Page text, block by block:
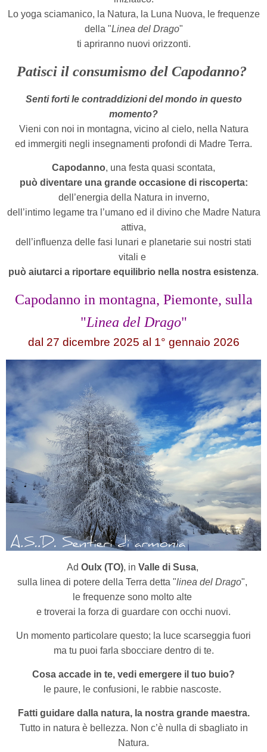
Lo yoga sciamanico, la Natura, la Luna Nuova, le frequenze
della "Linea del Drago"
ti apriranno nuovi orizzonti.
Patisci il consumismo del Capodanno?
Senti forti le contraddizioni del mondo in questo
momento?
Vieni con noi in montagna, vicino al cielo, nella Natura
ed immergiti negli insegnamenti profondi di Madre Terra.
Capodanno, una festa quasi scontata,
può diventare una grande occasione di riscoperta:
dell’energia della Natura in inverno,
dell’intimo legame tra l’umano ed il divino che Madre Natura
attiva,
dell’influenza delle fasi lunari e planetarie sui nostri stati
vitali e
può aiutarci a riportare equilibrio nella nostra esistenza.
Capodanno in montagna, Piemonte, sulla
"Linea del Drago"
dal 27 dicembre 2025 al 1° gennaio 2026
Ad Oulx (TO), in Valle di Susa,
sulla linea di potere della Terra detta "linea del Drago",
le frequenze sono molto alte
e troverai la forza di guardare con occhi nuovi.
Un momento particolare questo; la luce scarseggia fuori
ma tu puoi farla sbocciare dentro di te.
Cosa accade in te, vedi emergere il tuo buio?
le paure, le confusioni, le rabbie nascoste.
Fatti guidare dalla natura, la nostra grande maestra.
Tutto in natura è bellezza. Non c’è nulla di sbagliato in
Natura.